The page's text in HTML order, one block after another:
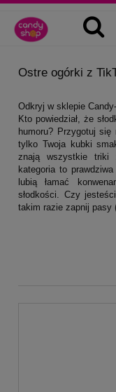
Ostre ogórki z
Odkryj w sklepie
Kto powiedział, że
humoru? Przygotuj
tylko Twoja kubki
znają wszystkie triki
kategoria to
lubią łamać
słodkości. Czy
takim razie zapnij pasy